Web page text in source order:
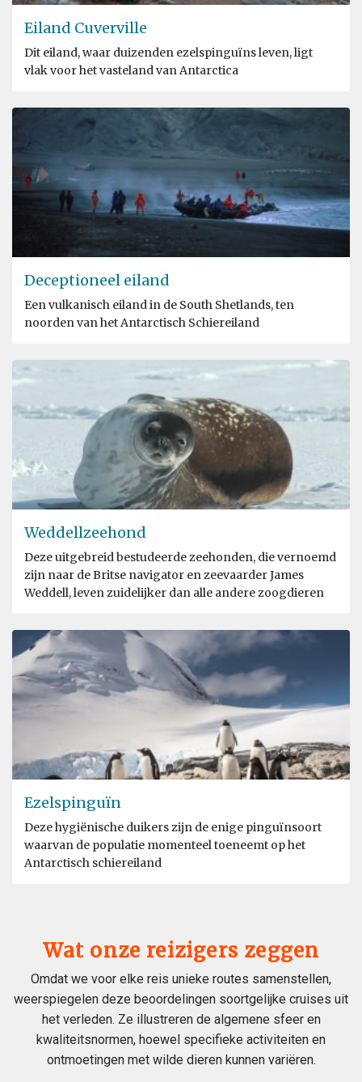
Eiland Cuverville
Dit eiland, waar duizenden ezelspinguïns leven, ligt
vlak voor het vasteland van Antarctica
Deceptioneel eiland
Een vulkanisch eiland in de South Shetlands, ten
noorden van het Antarctisch Schiereiland
Weddellzeehond
Deze uitgebreid bestudeerde zeehonden, die vernoemd
zijn naar de Britse navigator en zeevaarder James
Weddell, leven zuidelijker dan alle andere zoogdieren
Ezelspinguïn
Deze hygiënische duikers zijn de enige pinguïnsoort
waarvan de populatie momenteel toeneemt op het
Antarctisch schiereiland
Wat onze reizigers zeggen
Omdat we voor elke reis unieke routes samenstellen,
weerspiegelen deze beoordelingen soortgelijke cruises uit
het verleden. Ze illustreren de algemene sfeer en
kwaliteitsnormen, hoewel specifieke activiteiten en
ontmoetingen met wilde dieren kunnen variëren.